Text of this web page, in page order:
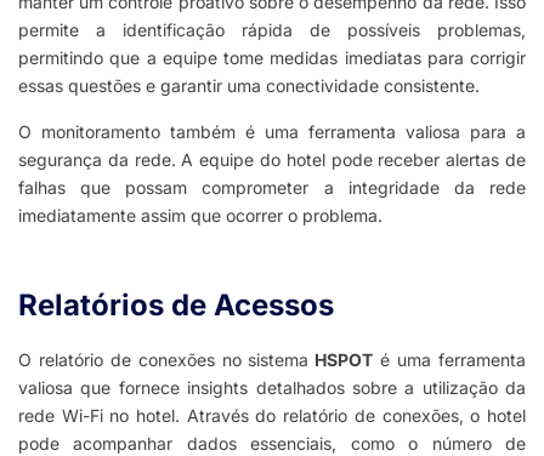
permite a identificação rápida de possíveis problemas,
permitindo que a equipe tome medidas imediatas para corrigir
essas questões e garantir uma conectividade consistente.
O monitoramento também é uma ferramenta valiosa para a
segurança da rede. A equipe do hotel pode receber alertas de
falhas que possam comprometer a integridade da rede
imediatamente assim que ocorrer o problema.
Relatórios de Acessos​
O relatório de conexões no sistema HSPOT é uma ferramenta
valiosa que fornece insights detalhados sobre a utilização da
rede Wi-Fi no hotel. Através do relatório de conexões, o hotel
pode acompanhar dados essenciais, como o número de